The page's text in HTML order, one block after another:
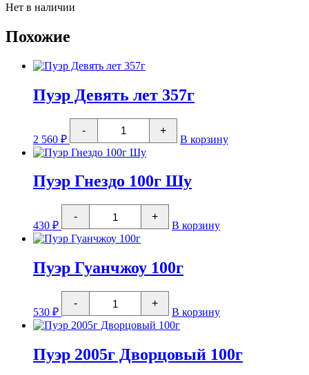
Нет в наличии
Похожие
Пуэр Девять лет 357г
2 560 ₽
-
Количество
товара
Пуэр
Девять
357г
+
В корзину
Пуэр Гнездо 100г Шу
430 ₽
-
Количество
товара
Пуэр
Гнездо
Шу
+
В корзину
Пуэр Гуанчжоу 100г
530 ₽
-
Количество
товара
Пуэр
Гуанчжоу
+
В корзину
Пуэр 2005г Дворцовый 100г